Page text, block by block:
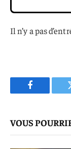
Il n’y a pas
Facebook
VOUS